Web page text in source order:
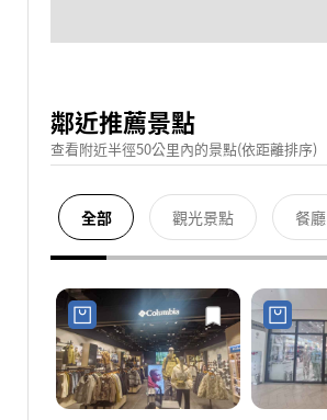
鄰近推薦景點
查看附近半徑50公里內的景點(依距離排序)
全部 觀光景點 餐廳